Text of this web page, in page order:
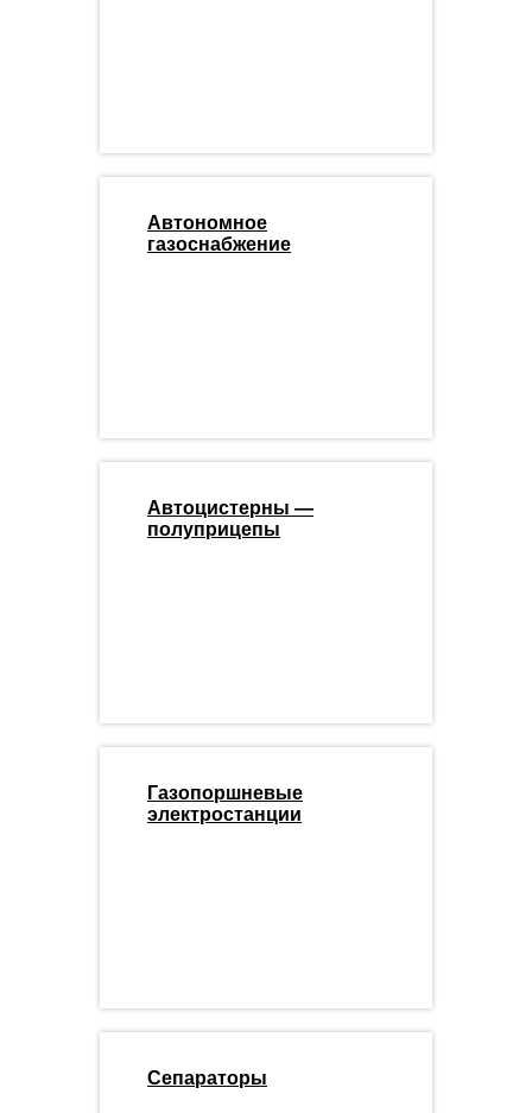
Автономное
газоснабжение
Автоцистерны —
полуприцепы
Газопоршневые
электростанции
Сепараторы